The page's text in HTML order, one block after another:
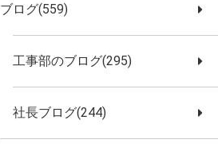
ブログ(559)
工事部のブログ(295)
社長ブログ(244)